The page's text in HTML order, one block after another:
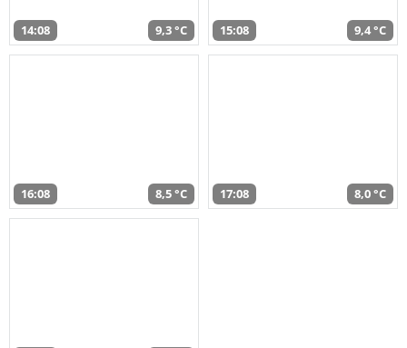
14:08 9,3 °C 15:08 9,4 °C
16:08 8,5 °C 17:08 8,0 °C